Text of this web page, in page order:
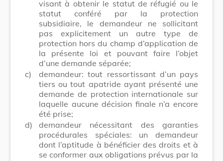
visant à obtenir le statut de réfugié ou le
statut conféré par la protection
subsidiaire, le demandeur ne sollicitant
pas explicitement un autre type de
protection hors du champ d’application de
la présente loi et pouvant faire l’objet
d’une demande séparée;
c)
demandeur: tout ressortissant d’un pays
tiers ou tout apatride ayant présenté une
demande de protection internationale sur
laquelle aucune décision finale n’a encore
été prise;
d)
demandeur nécessitant des garanties
procédurales spéciales: un demandeur
dont l’aptitude à bénéficier des droits et à
se conformer aux obligations prévus par la